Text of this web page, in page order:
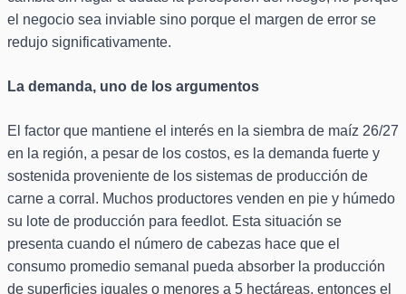
el negocio sea inviable sino porque el margen de error se
redujo significativamente.
La demanda, uno de los argumentos
El factor que mantiene el interés en la siembra de maíz 26/27
en la región, a pesar de los costos, es la demanda fuerte y
sostenida proveniente de los sistemas de producción de
carne a corral. Muchos productores venden en pie y húmedo
su lote de producción para feedlot. Esta situación se
presenta cuando el número de cabezas hace que el
consumo promedio semanal pueda absorber la producción
de superficies iguales o menores a 5 hectáreas, entonces el